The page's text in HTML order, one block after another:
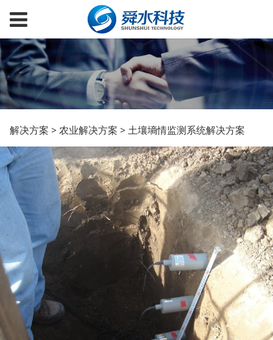
土壤墒情监测系统解决
方案
解决方案 >农业解决方案 >土壤墒情监测系统解决方案